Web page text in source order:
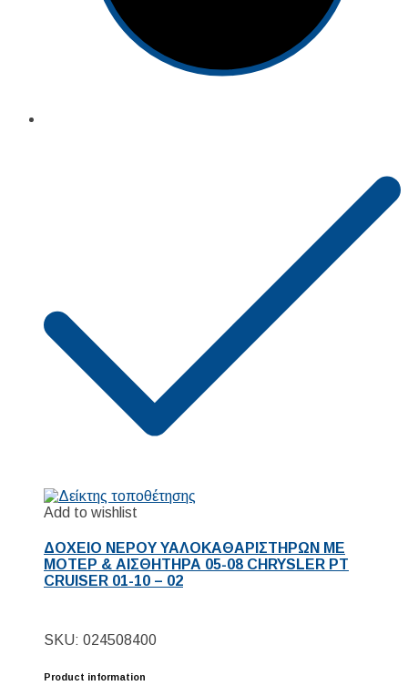
Add to wishlist
ΔΟΧΕΙΟ ΝΕΡΟΥ ΥΑΛΟΚΑΘΑΡΙΣΤΗΡΩΝ ΜΕ
ΜΟΤΕΡ & ΑΙΣΘΗΤΗΡΑ 05-08 CHRYSLER PT
CRUISER 01-10 – 02
SKU: 024508400
Product information